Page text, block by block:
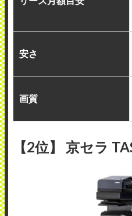
安さ
画質
【2位】 京セラ